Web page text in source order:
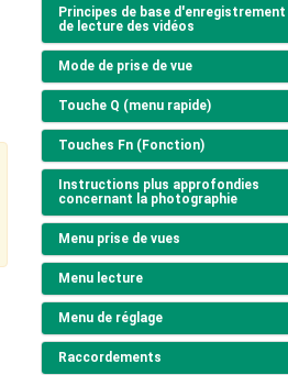
Principes de base
de lecture des vidéos
Mode de prise de vue
Touche Q (menu rapide)
Touches Fn (Fonction)
Instructions plus approfondies
concernant la photographie
Menu prise de vues
Menu lecture
Menu de réglage
Raccordements